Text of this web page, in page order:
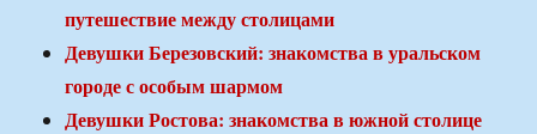
путешествие между столицами
Девушки Березовский: знакомства в уральском
городе с особым шармом
Девушки Ростова: знакомства в южной столице